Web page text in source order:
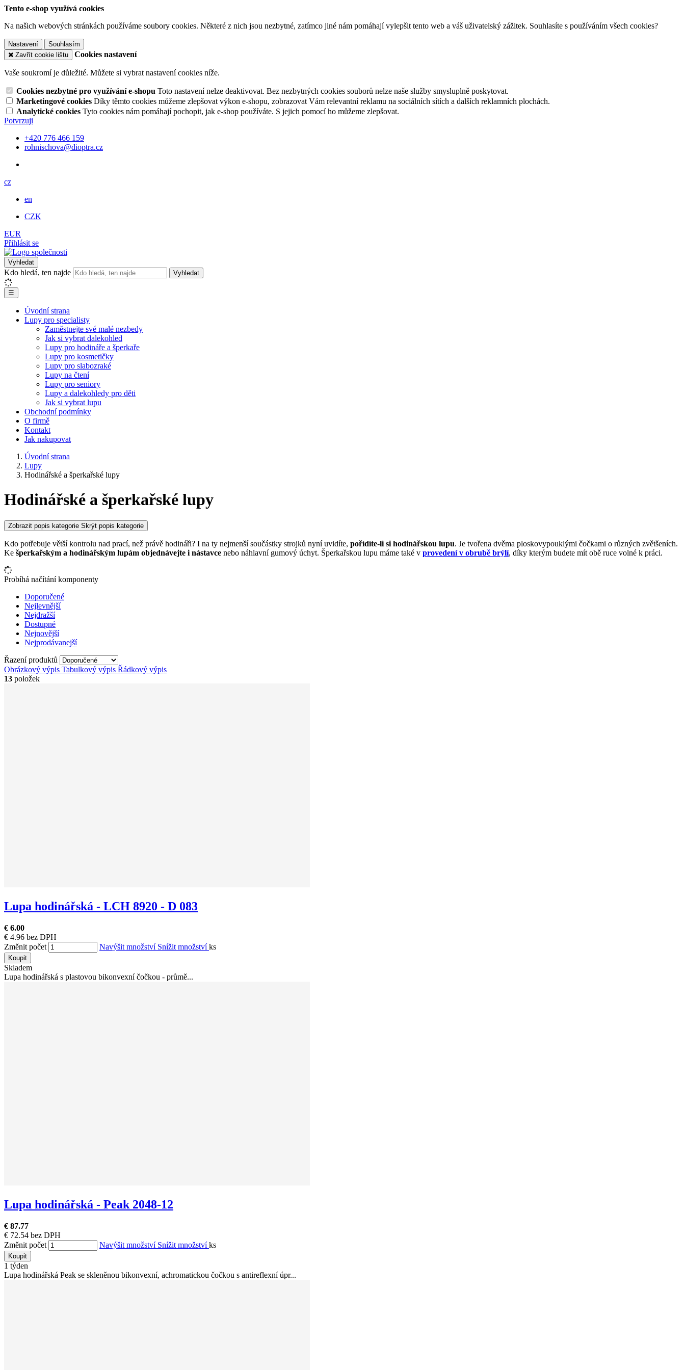
Tento e-shop využívá cookies
Na našich webových stránkách používáme soubory cookies. Některé z nich jsou nezbytné, zatímco jiné nám pomáhají vylepšit tento web a váš uživatelský zážitek. Souhlasíte s používáním všech cookies?
Nastavení
Souhlasím
Zavřít cookie lištu
Cookies nastavení
Vaše soukromí je důležité. Můžete si vybrat nastavení cookies níže.
Cookies nezbytné pro využívání e-shopu Toto nastavení nelze deaktivovat. Bez nezbytných cookies souborů nelze naše služby smysluplně poskytovat.
Marketingové cookies Díky těmto cookies můžeme zlepšovat výkon e-shopu, zobrazovat Vám relevantní reklamu na sociálních sítích a dalších reklamních plochách.
Analytické cookies Tyto cookies nám pomáhají pochopit, jak e-shop používáte. S jejich pomocí ho můžeme zlepšovat.
Potvrzuji
+420 776 466 159
rohnischova@dioptra.cz
cz
en
CZK
EUR
Přihlásit se
Vyhledat
Kdo hledá, ten najde Vyhledat
☰
Úvodní strana
Lupy pro specialisty
Zaměstnejte své malé nezbedy
Jak si vybrat dalekohled
Lupy pro hodináře a šperkaře
Lupy pro kosmetičky
Lupy pro slabozraké
Lupy na čtení
Lupy pro seniory
Lupy a dalekohledy pro děti
Jak si vybrat lupu
Obchodní podmínky
O firmě
Kontakt
Jak nakupovat
Úvodní strana
Lupy
Hodinářské a šperkařské lupy
Hodinářské a šperkařské lupy
Zobrazit popis kategorie Skrýt popis kategorie
Kdo potřebuje větší kontrolu nad prací, než právě hodináři? I na ty nejmenší součástky strojků nyní uvidíte, pořídíte-li si hodinářskou lupu. Je tvořena dvěma ploskovypouklými čočkami o různých zvětšeních.
Ke šperkařským a hodinářským lupám objednávejte i nástavce nebo náhlavní gumový úchyt. Šperkařskou lupu máme také v provedení v obrubě brýlí, díky kterým budete mít obě ruce volné k práci.
Probíhá načítání komponenty
Doporučené
Nejlevnější
Nejdražší
Dostupné
Nejnovější
Nejprodávanejší
Řazení produktů
Obrázkový výpis Tabulkový výpis Řádkový výpis
13 položek
Lupa hodinářská - LCH 8920 - D 083
€ 6.00
€ 4.96 bez DPH
Změnit počet
Navýšit množství Snížit množstvíks
Koupit
Skladem
Lupa hodinářská s plastovou bikonvexní čočkou - průmě...
Lupa hodinářská - Peak 2048-12
€ 87.77
€ 72.54 bez DPH
Změnit počet
Navýšit množství Snížit množstvíks
Koupit
1 týden
Lupa hodinářská Peak se skleněnou bikonvexní, achromatickou čočkou s antireflexní úpr...